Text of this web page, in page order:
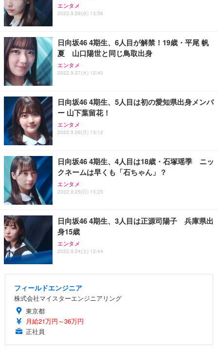
エンタメ
2022.9.28(水) 13:56
日向坂46 4期生、6人目が解禁！19歳・平尾 帆
夏 山口陽世と同じ鳥取出身
エンタメ
2022.9.27(火) 12:40
日向坂46 4期生、5人目は初の愛知県出身メンバ
ー 山下葉留花！
エンタメ
2022.9.26(月) 13:12
日向坂46 4期生、4人目は18歳・石塚瑶季 ニッ
クネームは早くも「石ちゃん」？
エンタメ
2022.9.25(日) 15:25
日向坂46 4期生、3人目は正源司陽子 兵庫県出
身15歳
エンタメ
2022.9.24(土) 12:44
フィールドエンジニア
株式会社マイスターエンジニアリング
東京都
月給21万円～36万円
正社員